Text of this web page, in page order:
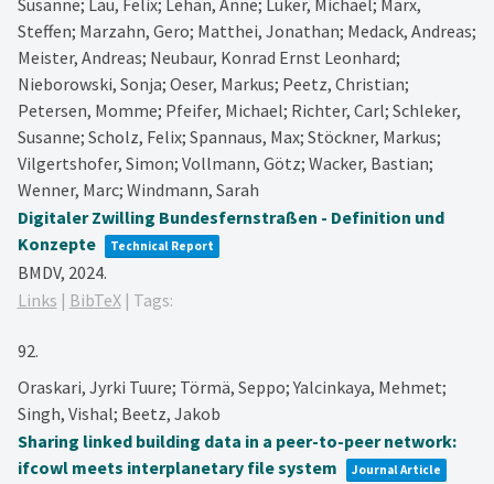
Susanne; Lau, Felix; Lehan, Anne; Lüker, Michael; Marx,
Steffen; Marzahn, Gero; Matthei, Jonathan; Medack, Andreas;
Meister, Andreas; Neubaur, Konrad Ernst Leonhard;
Nieborowski, Sonja; Oeser, Markus; Peetz, Christian;
Petersen, Momme; Pfeifer, Michael; Richter, Carl; Schleker,
Susanne; Scholz, Felix; Spannaus, Max; Stöckner, Markus;
Vilgertshofer, Simon; Vollmann, Götz; Wacker, Bastian;
Wenner, Marc; Windmann, Sarah
Digitaler Zwilling Bundesfernstraßen - Definition und
Konzepte
Technical Report
BMDV, 2024.
Links | BibTeX| Tags:
92.
Oraskari, Jyrki Tuure; Törmä, Seppo; Yalcinkaya, Mehmet;
Singh, Vishal; Beetz, Jakob
Sharing linked building data in a peer-to-peer network:
ifcowl meets interplanetary file system
Journal Article